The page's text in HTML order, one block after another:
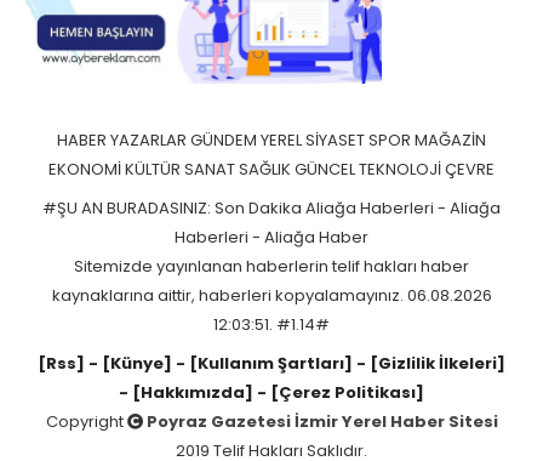
HABER YAZARLAR GÜNDEM YERELSİYASETSPOR MAĞAZİN
EKONOMİKÜLTÜR SANATSAĞLIK GÜNCELTEKNOLOJİÇEVRE
#ŞU AN BURADASINIZ: Son Dakika Aliağa Haberleri - Aliağa
Haberleri - Aliağa Haber
Sitemizde yayınlanan haberlerin telif hakları haber
kaynaklarına aittir, haberleri kopyalamayınız. 06.08.2026
12:03:51. #1.14#
[Rss] - [Künye] - [Kullanım Şartları] - [Gizlilik İlkeleri]
- [Hakkımızda] - [Çerez Politikası]
Copyright
Poyraz Gazetesi İzmir Yerel Haber Sitesi
2019 Telif Hakları Saklıdır.